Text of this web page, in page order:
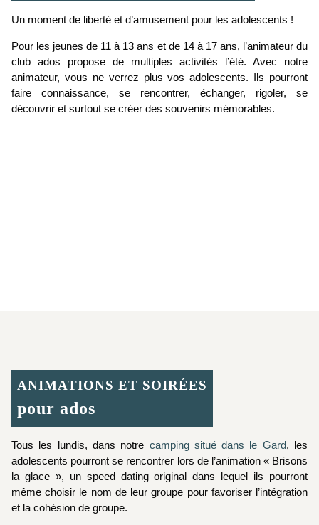
Un moment de liberté et d’amusement pour les adolescents !
Pour les jeunes de 11 à 13 ans et de 14 à 17 ans, l’animateur du
club ados propose de multiples activités l’été. Avec notre
animateur, vous ne verrez plus vos adolescents. Ils pourront
faire connaissance, se rencontrer, échanger, rigoler, se
découvrir et surtout se créer des souvenirs mémorables.
ANIMATIONS ET SOIRÉES
pour ados
Tous les lundis, dans notre camping situé dans le Gard, les
adolescents pourront se rencontrer lors de l’animation « Brisons
la glace », un speed dating original dans lequel ils pourront
même choisir le nom de leur groupe pour favoriser l’intégration
et la cohésion de groupe.